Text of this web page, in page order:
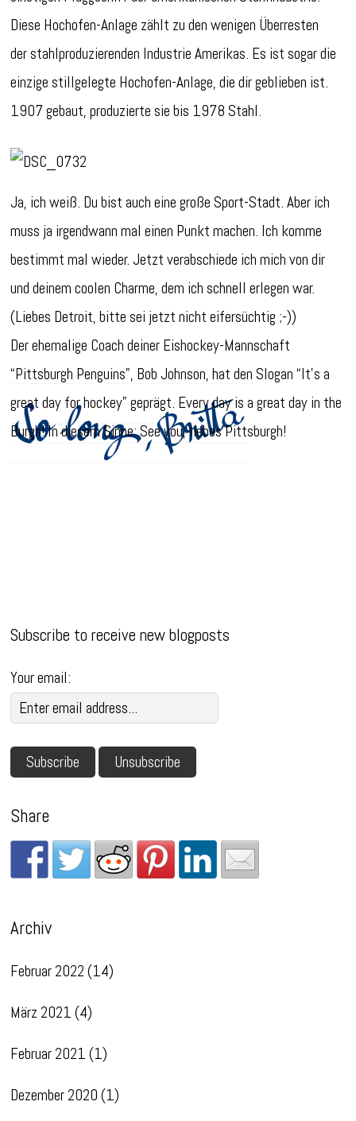
Diese Hochofen-Anlage zählt zu den wenigen Überresten
der stahlproduzierenden Industrie Amerikas. Es ist sogar die
einzige stillgelegte Hochofen-Anlage, die dir geblieben ist.
1907 gebaut, produzierte sie bis 1978 Stahl.
Ja, ich weiß. Du bist auch eine große Sport-Stadt. Aber ich
muss ja irgendwann mal einen Punkt machen. Ich komme
bestimmt mal wieder. Jetzt verabschiede ich mich von dir
und deinem coolen Charme, dem ich schnell erlegen war.
(Liebes Detroit, bitte sei jetzt nicht eifersüchtig ;-))
Der ehemalige Coach deiner Eishockey-Mannschaft
“Pittsburgh Penguins”, Bob Johnson, hat den Slogan “It’s a
great day for hockey” geprägt. Every day is a great day in the
Burgh! In diesem Sinne: See you, liebes Pittsburgh!
Subscribe to receive new blogposts
Your email:
Share
Archiv
Februar 2022 (14)
März 2021 (4)
Februar 2021 (1)
Dezember 2020 (1)